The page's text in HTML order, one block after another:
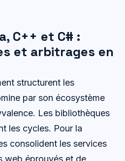
C++ et C# :
et arbitrages en
structurent les
par son écosystème
Les bibliothèques
les cycles. Pour la
consolident les services
web éprouvés et de